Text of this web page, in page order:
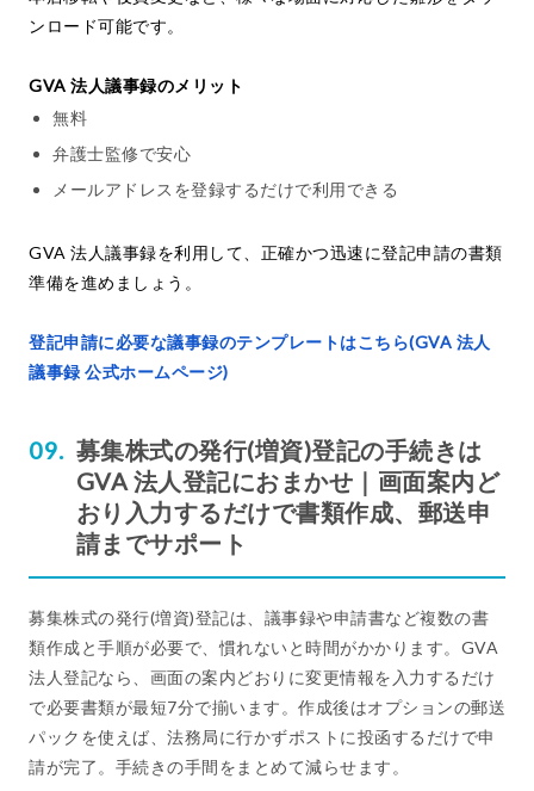
ンロード可能です。
GVA 法人議事録のメリット
無料
弁護士監修で安心
メールアドレスを登録するだけで利用できる
GVA 法人議事録を利用して、正確かつ迅速に登記申請の書類
準備を進めましょう。
登記申請に必要な議事録のテンプレートはこちら(GVA 法人
議事録 公式ホームページ)
募集株式の発行(増資)登記の手続きは
GVA 法人登記におまかせ｜画面案内ど
おり入力するだけで書類作成、郵送申
請までサポート
募集株式の発行(増資)登記は、議事録や申請書など複数の書
類作成と手順が必要で、慣れないと時間がかかります。GVA
法人登記なら、画面の案内どおりに変更情報を入力するだけ
で必要書類が最短7分で揃います。作成後はオプションの郵送
パックを使えば、法務局に行かずポストに投函するだけで申
請が完了。手続きの手間をまとめて減らせます。